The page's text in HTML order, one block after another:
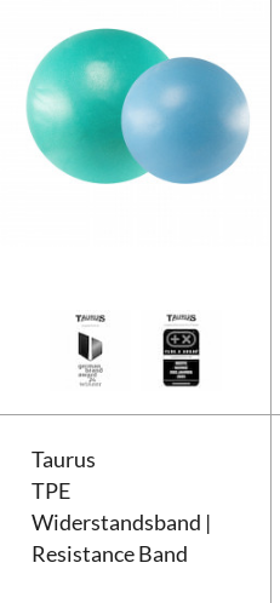
Taurus
TPE
Widerstandsband |
Resistance Band